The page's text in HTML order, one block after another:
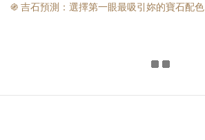
֍ 吉石預測：選擇第一眼最吸引妳的寶石配色